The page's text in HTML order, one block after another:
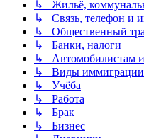
↳ Жильё,
↳ Связь, телефон и
↳ Общественный
↳ Банки, налоги
↳ Автомобилистам и
↳ Виды иммиграции
↳ Учёба
↳ Работа
↳ Брак
↳ Бизнес